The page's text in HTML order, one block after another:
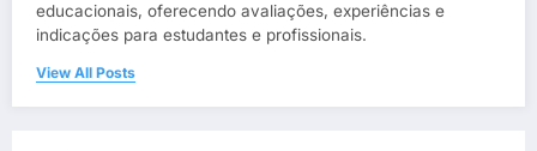
educacionais, oferecendo avaliações, experiências e
indicações para estudantes e profissionais.
View All Posts